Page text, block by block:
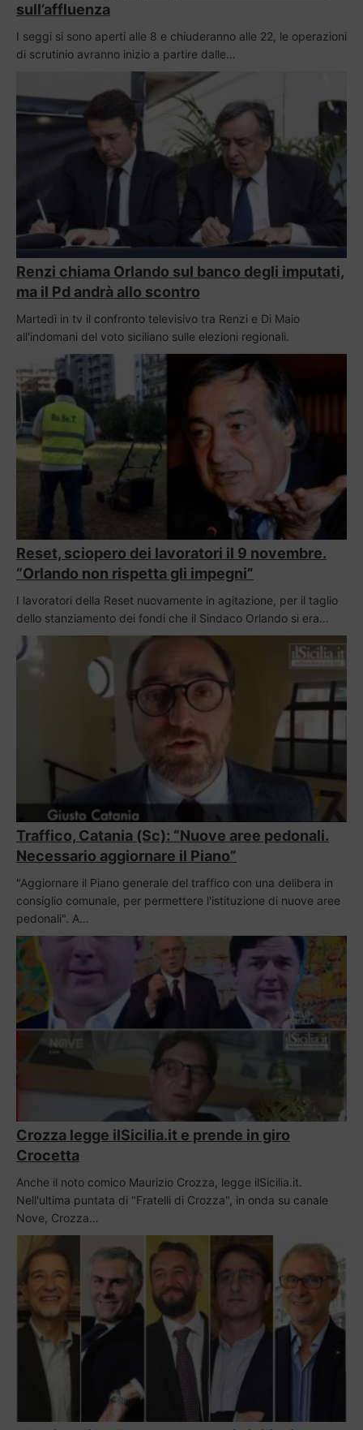
sull’affluenza
I seggi si sono aperti alle 8 e chiuderanno alle 22, le operazioni
di scrutinio avranno inizio a partire dalle…
Renzi chiama Orlando sul banco degli imputati,
ma il Pd andrà allo scontro
Martedì in tv il confronto televisivo tra Renzi e Di Maio
all'indomani del voto siciliano sulle elezioni regionali.
Reset, sciopero dei lavoratori il 9 novembre.
“Orlando non rispetta gli impegni”
I lavoratori della Reset nuovamente in agitazione, per il taglio
dello stanziamento dei fondi che il Sindaco Orlando si era…
Traffico, Catania (Sc): “Nuove aree pedonali.
Necessario aggiornare il Piano”
"Aggiornare il Piano generale del traffico con una delibera in
consiglio comunale, per permettere l'istituzione di nuove aree
pedonali". A…
Crozza legge ilSicilia.it e prende in giro
Crocetta
Anche il noto comico Maurizio Crozza, legge ilSicilia.it.
Nell'ultima puntata di "Fratelli di Crozza", in onda su canale
Nove, Crozza…